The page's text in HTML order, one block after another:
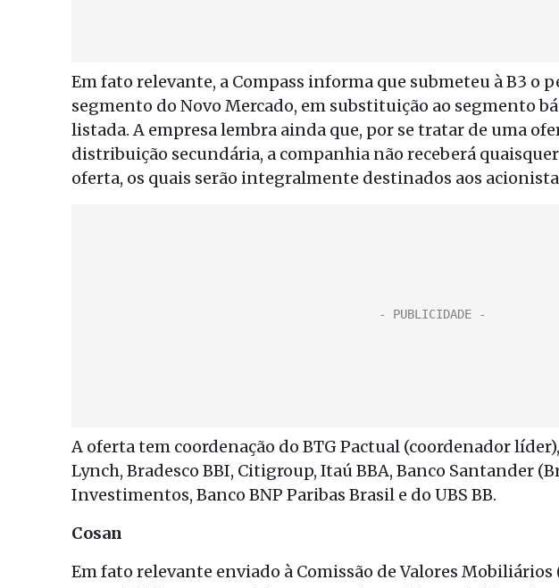
Em fato relevante, a Compass informa que submeteu à B3 o
segmento do Novo Mercado, em substituição ao segmento
listada. A empresa lembra ainda que, por se tratar de uma
distribuição secundária, a companhia não receberá
oferta, os quais serão integralmente destinados aos
A oferta tem coordenação do BTG Pactual (coordenador
Lynch, Bradesco BBI, Citigroup, Itaú BBA, Banco Santander
Investimentos, Banco BNP Paribas Brasil e do UBS BB.
Cosan
Em fato relevante enviado à Comissão de Valores Mobiliários